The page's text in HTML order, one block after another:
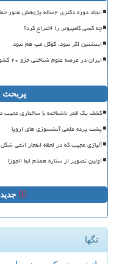
ایجاد دوره دکتری ۲ساله پژوهش محور حمایت از آزمایشگاه تحقیقاتی اساتید
چه کسی کامپیوتر را اختراع کرد؟
اینشتین اگر نبود، گوگل مپ هم نبود
ایران در عرصه علوم شناختی جزو ۲۰ کشور برتر جهان است
پربحث
کشف یک قمر ناشناخته با ساختاری عجیب
پشت پرده علمی آتشسوزی های اروپا
آلیاژی عجیب که در لحظه انفجار اتمی
اولین تصویر از ستاره همدم ابط الجوزا
تگها